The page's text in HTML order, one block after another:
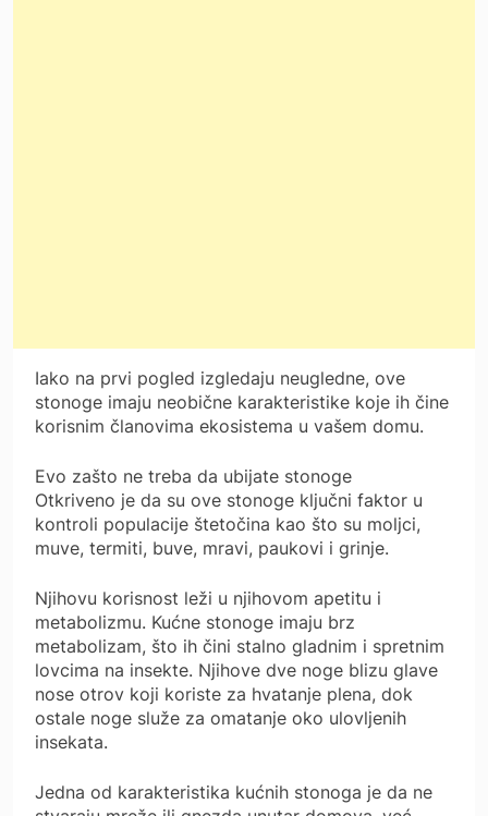
Iako na prvi pogled izgledaju neugledne, ove
stonoge imaju neobične karakteristike koje ih čine
korisnim članovima ekosistema u vašem domu.
Evo zašto ne treba da ubijate stonoge
Otkriveno je da su ove stonoge ključni faktor u
kontroli populacije štetočina kao što su moljci,
muve, termiti, buve, mravi, paukovi i grinje.
Njihovu korisnost leži u njihovom apetitu i
metabolizmu. Kućne stonoge imaju brz
metabolizam, što ih čini stalno gladnim i spretnim
lovcima na insekte. Njihove dve noge blizu glave
nose otrov koji koriste za hvatanje plena, dok
ostale noge služe za omatanje oko ulovljenih
insekata.
Jedna od karakteristika kućnih stonoga je da ne